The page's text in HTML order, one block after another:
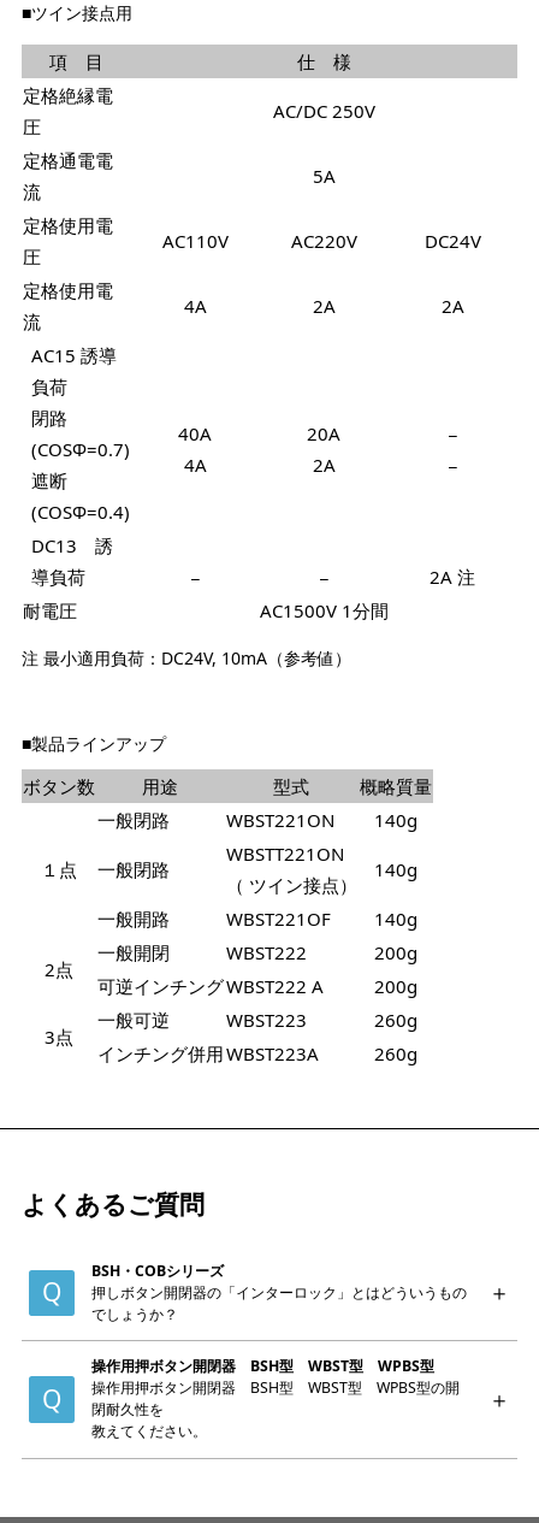
■ツイン接点用
項 目
仕 様
定格絶縁電
圧
AC/DC 250V
定格通電電
流
5A
定格使用電
圧
AC110V AC220V DC24V
定格使用電
流
4A 2A 2A
AC15 誘導
負荷
閉路
(COSΦ=0.7)
遮断
(COSΦ=0.4)
40A
4A
20A
2A
−
−
DC13 誘
導負荷
− −
2A 注
耐電圧
AC1500V 1分間
注 最小適用負荷：DC24V, 10mA（参考値）
■製品ラインアップ
ボタン数 用途 型式 概略質量
１点
一般閉路 WBST221ON 140g
一般閉路
WBSTT221ON
（ ツイン接点）
140g
一般開路 WBST221OF 140g
2点
一般開閉 WBST222
200g
可逆インチングWBST222 A 200g
3点
一般可逆 WBST223
260g
インチング併用WBST223A 260g
よくあるご質問
BSH・COBシリーズ
押しボタン開閉器の「インターロック」とはどういうもの
でしょうか？
操作用押ボタン開閉器 BSH型 WBST型 WPBS型
操作用押ボタン開閉器 BSH型 WBST型 WPBS型の開
閉耐久性を
教えてください。